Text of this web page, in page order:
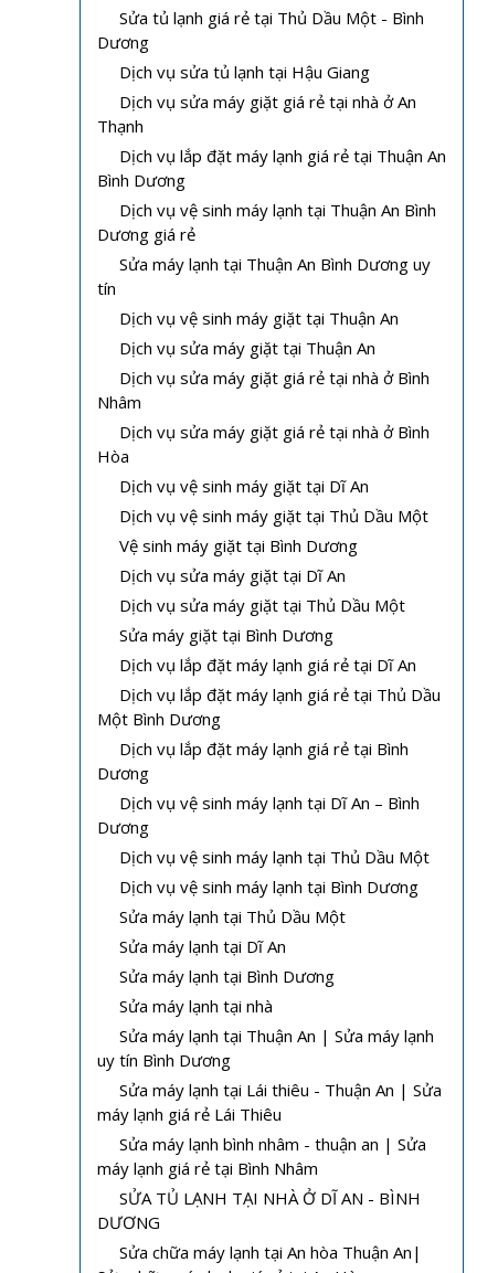
Sửa tủ lạnh giá rẻ tại Thủ Dầu Một - Bình
Dương
Dịch vụ sửa tủ lạnh tại Hậu Giang
Dịch vụ sửa máy giặt giá rẻ tại nhà ở An
Thạnh
Dịch vụ lắp đặt máy lạnh giá rẻ tại Thuận An
Bình Dương
Dịch vụ vệ sinh máy lạnh tại Thuận An Bình
Dương giá rẻ
Sửa máy lạnh tại Thuận An Bình Dương uy
tín
Dịch vụ vệ sinh máy giặt tại Thuận An
Dịch vụ sửa máy giặt tại Thuận An
Dịch vụ sửa máy giặt giá rẻ tại nhà ở Bình
Nhâm
Dịch vụ sửa máy giặt giá rẻ tại nhà ở Bình
Hòa
Dịch vụ vệ sinh máy giặt tại Dĩ An
Dịch vụ vệ sinh máy giặt tại Thủ Dầu Một
Vệ sinh máy giặt tại Bình Dương
Dịch vụ sửa máy giặt tại Dĩ An
Dịch vụ sửa máy giặt tại Thủ Dầu Một
Sửa máy giặt tại Bình Dương
Dịch vụ lắp đặt máy lạnh giá rẻ tại Dĩ An
Dịch vụ lắp đặt máy lạnh giá rẻ tại Thủ Dầu
Một Bình Dương
Dịch vụ lắp đặt máy lạnh giá rẻ tại Bình
Dương
Dịch vụ vệ sinh máy lạnh tại Dĩ An – Bình
Dương
Dịch vụ vệ sinh máy lạnh tại Thủ Dầu Một
Dịch vụ vệ sinh máy lạnh tại Bình Dương
Sửa máy lạnh tại Thủ Dầu Một
Sửa máy lạnh tại Dĩ An
Sửa máy lạnh tại Bình Dương
Sửa máy lạnh tại nhà
Sửa máy lạnh tại Thuận An | Sửa máy lạnh
uy tín Bình Dương
Sửa máy lạnh tại Lái thiêu - Thuận An | Sửa
máy lạnh giá rẻ Lái Thiêu
Sửa máy lạnh bình nhâm - thuận an | Sửa
máy lạnh giá rẻ tại Bình Nhâm
SỬA TỦ LẠNH TẠI NHÀ Ở DĨ AN - BÌNH
DƯƠNG
Sửa chữa máy lạnh tại An hòa Thuận An|